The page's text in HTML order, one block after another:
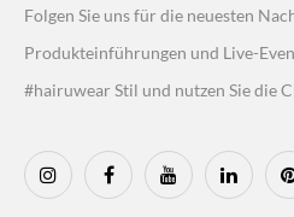
Folgen Sie uns für die neuesten
Produkteinführungen und Live-
#hairuwear Stil und nutzen Sie die